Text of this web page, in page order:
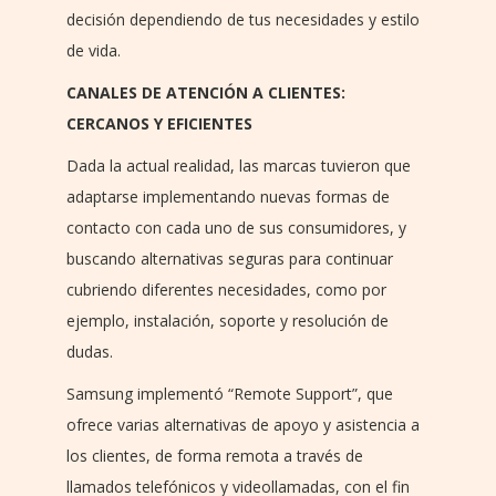
decisión dependiendo de tus necesidades y estilo
de vida.
CANALES DE ATENCIÓN A CLIENTES:
CERCANOS Y EFICIENTES
Dada la actual realidad, las marcas tuvieron que
adaptarse implementando nuevas formas de
contacto con cada uno de sus consumidores, y
buscando alternativas seguras para continuar
cubriendo diferentes necesidades, como por
ejemplo, instalación, soporte y resolución de
dudas.
Samsung implementó “Remote Support”, que
ofrece varias alternativas de apoyo y asistencia a
los clientes, de forma remota a través de
llamados telefónicos y videollamadas, con el fin